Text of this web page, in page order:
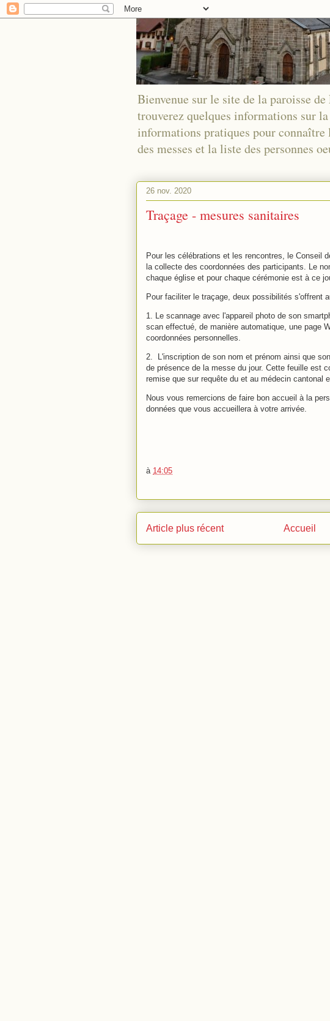
Bienvenue sur le site de la paroisse
trouverez quelques informations sur
informations pratiques pour connaître
des messes et la liste des personnes
26 nov. 2020
Traçage - mesures sanitaires
Pour les célébrations et les rencontres, le Conseil
la collecte des coordonnées des participants. Le
chaque église et pour chaque cérémonie est à ce
Pour faciliter le traçage, deux possibilités s'offrent
1. Le scannage avec l'appareil photo de son
scan effectué, de manière automatique, une page
coordonnées personnelles.
2. L'inscription de son nom et prénom ainsi que
de présence de la messe du jour. Cette feuille est
remise que sur requête du et au médecin cantonal
Nous vous remercions de faire bon accueil à la
données que vous accueillera à votre arrivée.
à 14:05
Article plus récent Accueil